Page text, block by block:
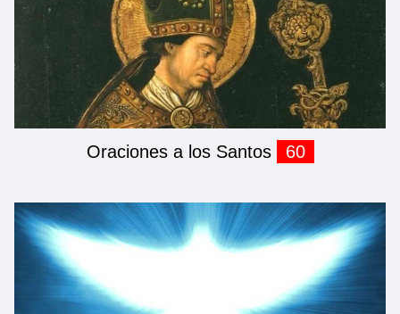
Oraciones a los Santos 60